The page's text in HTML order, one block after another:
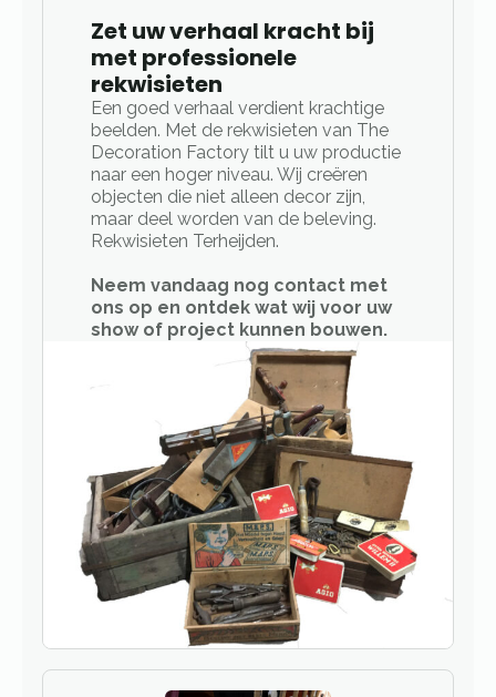
Zet uw verhaal kracht bij
met professionele
rekwisieten
Een goed verhaal verdient krachtige
beelden. Met de rekwisieten van The
Decoration Factory tilt u uw productie
naar een hoger niveau. Wij creëren
objecten die niet alleen decor zijn,
maar deel worden van de beleving.
Rekwisieten Terheijden.
Neem vandaag nog contact met
ons op en ontdek wat wij voor uw
show of project kunnen bouwen.